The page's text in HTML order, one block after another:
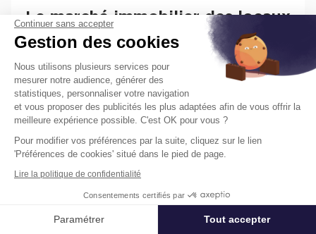
Affiner ma recherche
Le marché immobilier des locaux
d'activités à Chassieu
Chassieu, située dans l'est lyonnais, est un pôle
économique majeur pour les entreprises cherchant à
louer des locaux d'activités. La diversité des offres,
qu'il s'agisse de petites surfaces de moins de 500 m²
de répondre à des besoins variés. Ce secteur attire
particulièrement les entreprises du domaine industriel
et logistique, profitant de la situation stratégique de
ainsi que de sa vitalité économique. Malgré une offre
de locaux neufs en baisse, la location de locaux
Continuer sans accepter
Gestion des cookies
Nous utilisons plusieurs services pour
mesurer notre audience, générer des
statistiques, personnaliser votre navigation
et vous proposer des publicités les plus adaptées afin de vous offrir la
meilleure expérience possible. C'est OK pour vous ?
Pour modifier vos préférences par la suite, cliquez sur le lien
'Préférences de cookies' situé dans le pied de page.
Lire la politique de confidentialité
Consentements certifiés par
Paramétrer Tout accepter